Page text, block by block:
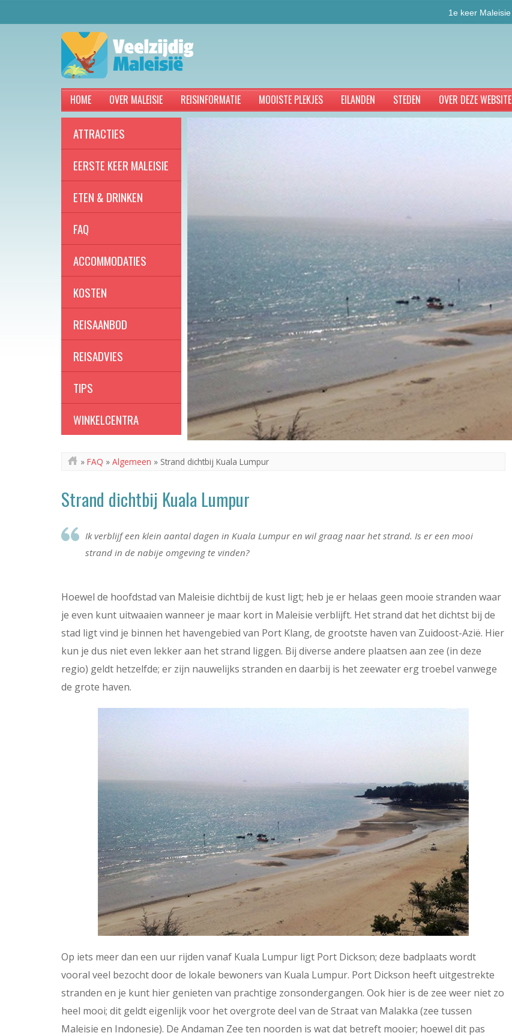
1e keer Maleisie
HOME OVER MALEISIE REISINFORMATIE MOOISTE PLEKJES EILANDEN STEDEN OVER DEZE WEBSITE
ATTRACTIES
EERSTE KEER MALEISIE
ETEN & DRINKEN
FAQ
ACCOMMODATIES
KOSTEN
REISAANBOD
REISADVIES
TIPS
WINKELCENTRA
» FAQ » Algemeen » Strand dichtbij Kuala Lumpur
Strand dichtbij Kuala Lumpur
Ik verblijf een klein aantal dagen in Kuala Lumpur en wil graag naar het strand. Is er een mooi
strand in de nabije omgeving te vinden?
Hoewel de hoofdstad van Maleisie dichtbij de kust ligt; heb je er helaas geen mooie stranden waar
je even kunt uitwaaien wanneer je maar kort in Maleisie verblijft. Het strand dat het dichtst bij de
stad ligt vind je binnen het havengebied van Port Klang, de grootste haven van Zuidoost-Azië. Hier
kun je dus niet even lekker aan het strand liggen. Bij diverse andere plaatsen aan zee (in deze
regio) geldt hetzelfde; er zijn nauwelijks stranden en daarbij is het zeewater erg troebel vanwege
de grote haven.
Op iets meer dan een uur rijden vanaf Kuala Lumpur ligt Port Dickson; deze badplaats wordt
vooral veel bezocht door de lokale bewoners van Kuala Lumpur. Port Dickson heeft uitgestrekte
stranden en je kunt hier genieten van prachtige zonsondergangen. Ook hier is de zee weer niet zo
heel mooi; dit geldt eigenlijk voor het overgrote deel van de Straat van Malakka (zee tussen
Maleisie en Indonesie). De Andaman Zee ten noorden is wat dat betreft mooier; hoewel dit pas